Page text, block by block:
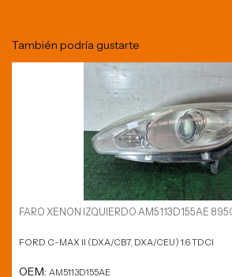
También podría gustarte
FARO XENON IZQUIERDO AM5113D155AE
FORD C-MAX II (DXA/CB7, DXA/CEU) 1.6 TDCI
OEM: AM5113D155AE